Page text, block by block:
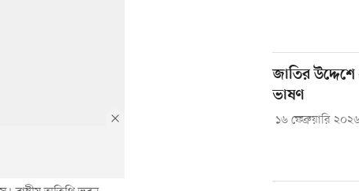
জাতির উদ্দেশে
ভাষণ
১৬ ফেব্রুয়ারি